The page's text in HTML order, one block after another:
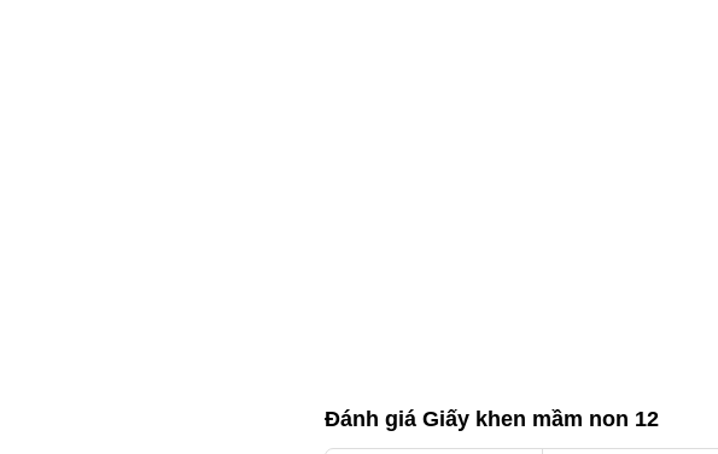
Đánh giá Giấy khen mầm non 12